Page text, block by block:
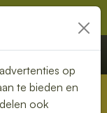
Bestellen
op
te bieden en
ook